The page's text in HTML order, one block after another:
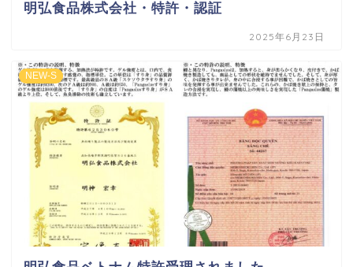
明弘食品株式会社・特許・認証
2025年6月23日
NEW-S